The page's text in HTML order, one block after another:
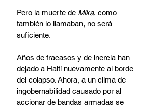
Pero la muerte de Mika, como
también lo llamaban, no será
suficiente.
Años de fracasos y de inercia han
dejado a Haití nuevamente al borde
del colapso. Ahora, a un clima de
ingobernabilidad causado por al
accionar de bandas armadas se